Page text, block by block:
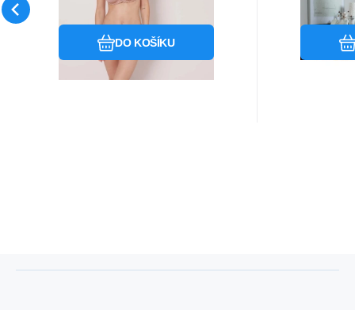
DO KOŠÍKU
Oblíbený
Porovnat
polyester 5% bavlna. bavlna.